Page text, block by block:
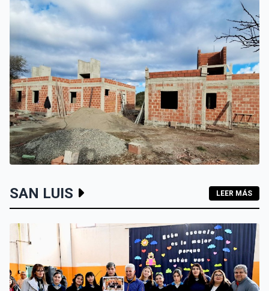
VILLA MERCEDES
EL SUEÑO DE UN EMPRENDEDOR QUE COMENZÓ HACE 30
AÑOS: SUPER EUROPA INAUGURÓ SU CUARTA SUCURSAL
EN VILLA MERCEDES
LOS HOGARES DE LOS MOLLES Y PASO GRANDE AVANZAN
CON MAMPOSTERÍA E INSTALACIONES
SAN LUIS LEER MÁS